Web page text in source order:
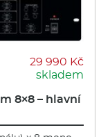
29 990 Kč
skladem
8×8 – hlavní